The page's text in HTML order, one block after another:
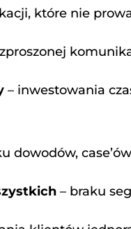
które nie
– inwestowania
dowodów,
– braku